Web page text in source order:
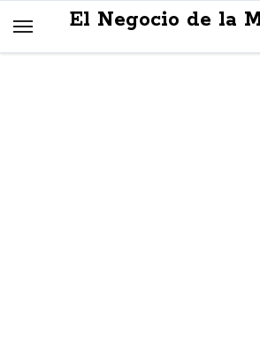
El Negocio de la